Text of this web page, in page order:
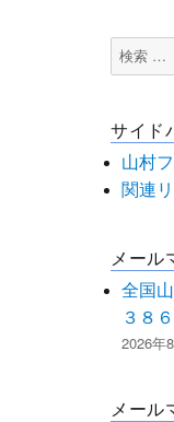
検
索
象:
サイド
山村
関連
メール
全国
３８６
2026年
メール